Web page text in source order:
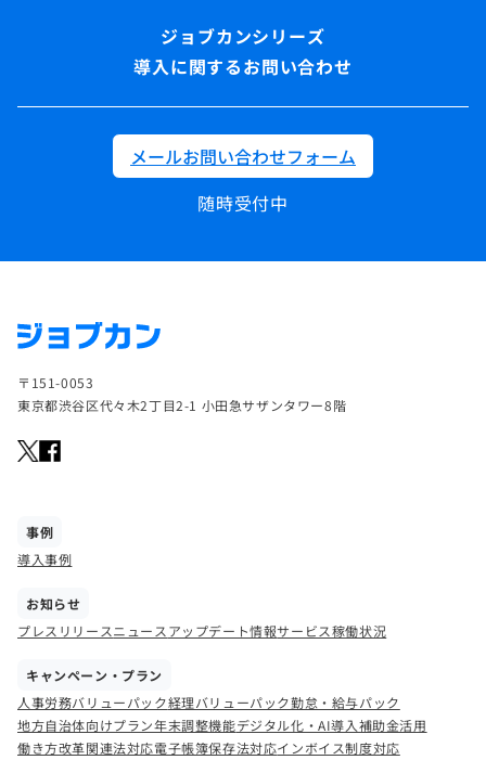
導入に関するお問い合わせ
メールお問い合わせフォーム
随時受付中
〒151-0053
東京都渋谷区代々木2丁目2-1 小田急サザンタワー8階
事例
導入事例
お知らせ
プレスリリースニュース アップデート情報サービス稼働状況
キャンペーン・プラン
人事労務バリューパック経理バリューパック勤怠・給与パック
地方自治体向けプラン年末調整機能デジタル化・AI導入補助金活用
働き方改革関連法対応電子帳簿保存法対応インボイス制度対応